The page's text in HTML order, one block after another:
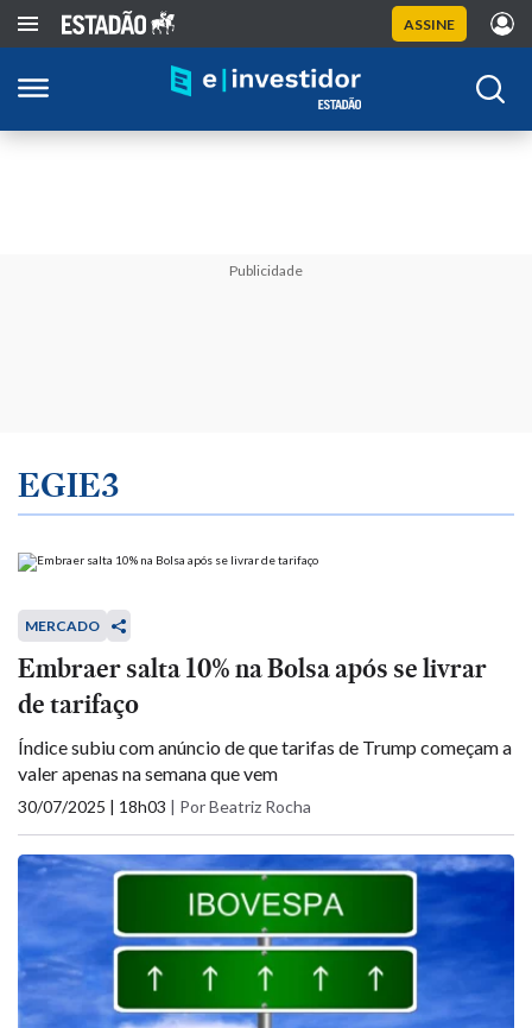
ASSINE
Publicidade
EGIE3
MERCADO
Embraer salta 10% na Bolsa após se livrar
de tarifaço
Índice subiu com anúncio de que tarifas de Trump começam a
valer apenas na semana que vem
30/07/2025 | 18h03 | Por Beatriz Rocha